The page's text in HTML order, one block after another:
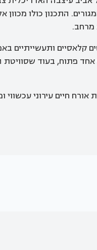
התכנון כולו
מרחב.
קלאסיים ותעשייתיים
אחד פתוח, בעוד
חיים עירוני עכשווי